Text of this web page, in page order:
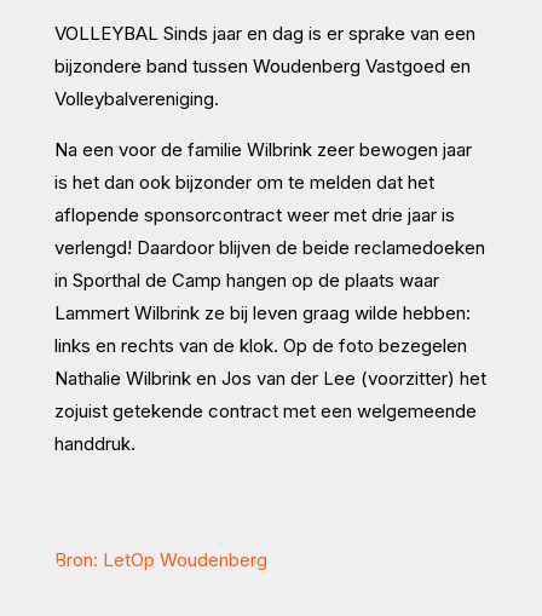
VOLLEYBAL Sinds jaar en dag is er sprake van een
bijzondere band tussen Woudenberg Vastgoed en
Volleybalvereniging.
Na een voor de familie Wilbrink zeer bewogen jaar
is het dan ook bijzonder om te melden dat het
aflopende sponsorcontract weer met drie jaar is
verlengd! Daardoor blijven de beide reclamedoeken
in Sporthal de Camp hangen op de plaats waar
Lammert Wilbrink ze bij leven graag wilde hebben:
links en rechts van de klok. Op de foto bezegelen
Nathalie Wilbrink en Jos van der Lee (voorzitter) het
zojuist getekende contract met een welgemeende
handdruk.
Bron: LetOp Woudenberg